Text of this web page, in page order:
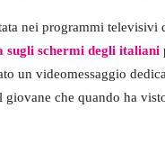
nei programmi televisivi
sugli schermi degli italiani
un videomessaggio
che quando ha